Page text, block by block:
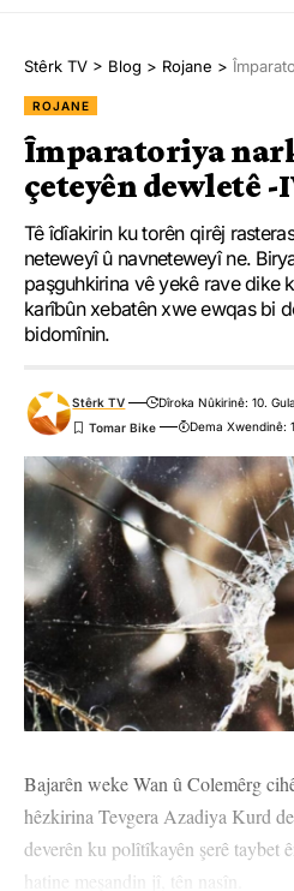
Stêrk TV > Blog > Rojane >
ROJANE
Împaratoriya
çeteyên dewletê -
Tê îdîakirin ku torên qirêj
neteweyî û navneteweyî ne.
paşguhkirina vê yekê rave dike
karîbûn xebatên xwe ewqas bi
bidomînin.
Stêrk TV
Dîroka Nûkirinê: 10.
Dema Xwendinê:
Bajarên weke Wan û Colemêrg
hêzkirina Tevgera Azadiya Kurd
deverên ku polîtîkayên şerê taybet
hatine meşandin jî, tên nasîn.